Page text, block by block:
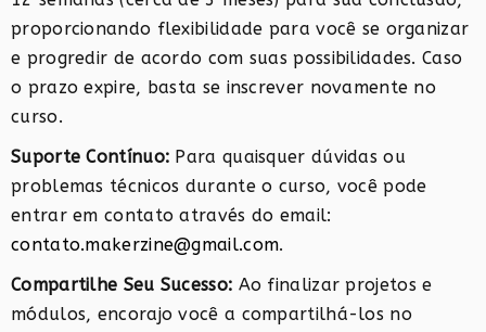
proporcionando flexibilidade para você se organizar
e progredir de acordo com suas possibilidades. Caso
o prazo expire, basta se inscrever novamente no
curso.
Suporte Contínuo: Para quaisquer dúvidas ou
problemas técnicos durante o curso, você pode
entrar em contato através do email:
contato.makerzine@gmail.com.
Compartilhe Seu Sucesso: Ao finalizar projetos e
módulos, encorajo você a compartilhá-los no